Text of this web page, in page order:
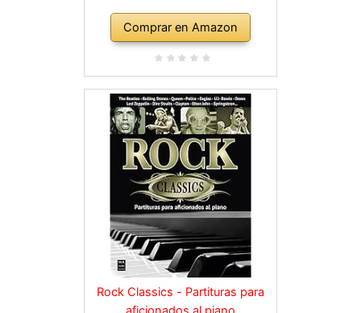
Comprar en Amazon
Rock Classics - Partituras para